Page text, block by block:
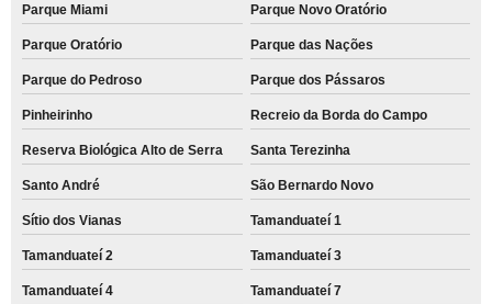
Parque Miami Parque Novo Oratório
Parque Oratório Parque das Nações
Parque do Pedroso Parque dos Pássaros
Pinheirinho Recreio da Borda do Campo
Reserva Biológica Alto de Serra Santa Terezinha
Santo André São Bernardo Novo
Sítio dos Vianas Tamanduateí 1
Tamanduateí 2 Tamanduateí 3
Tamanduateí 4 Tamanduateí 7